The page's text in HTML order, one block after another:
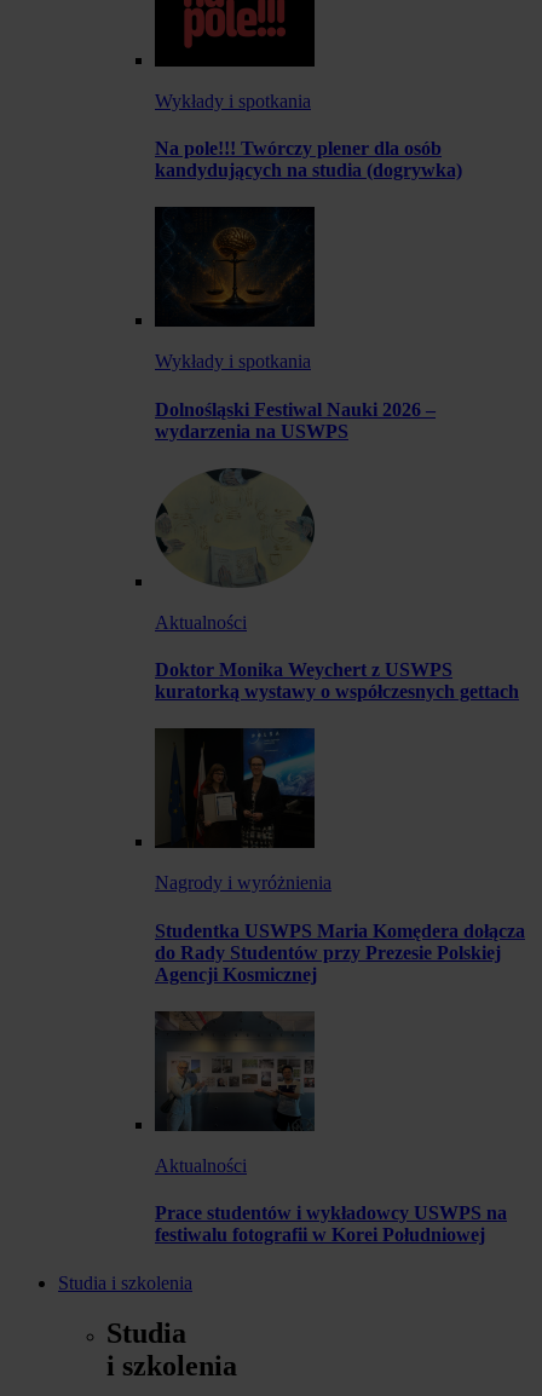
Wykłady i spotkania
Na pole!!! Twórczy plener dla osób
kandydujących na studia (dogrywka)
Wykłady i spotkania
Dolnośląski Festiwal Nauki 2026 –
wydarzenia na USWPS
Aktualności
Doktor Monika Weychert z USWPS
kuratorką wystawy o współczesnych gettach
Nagrody i wyróżnienia
Studentka USWPS Maria Komędera dołącza
do Rady Studentów przy Prezesie Polskiej
Agencji Kosmicznej
Aktualności
Prace studentów i wykładowcy USWPS na
festiwalu fotografii w Korei Południowej
Studia i szkolenia
Studia
i szkolenia